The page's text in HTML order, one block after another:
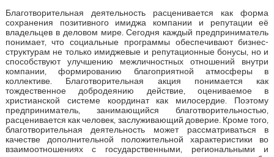
Благотворительная деятельность расценивается как форма
сохранения позитивного имиджа компании и репутации её
владельцев в деловом мире. Сегодня каждый предприниматель
понимает, что социальные программы обеспечивают бизнес-
структурам не только имиджевые и репутационные бонусы, но и
способствуют улучшению межличностных отношений внутри
компании, формированию благоприятной атмосферы в
коллективе. Благотворительная акция понимается как
тождественное добродеянию действие, оцениваемое в
христианской системе координат как милосердие. Поэтому
предприниматель, занимающийся благотворительностью,
расценивается как человек, заслуживающий доверие. Кроме того,
благотворительная деятельность может рассматриваться в
качестве дополнительной положительной характеристики во
взаимоотношениях с государственными, региональными и